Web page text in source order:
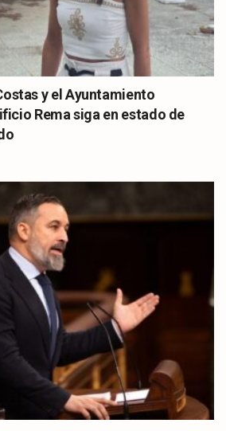
y el Ayuntamiento
Rema siga en estado de